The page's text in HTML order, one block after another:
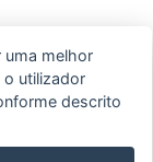
uma melhor
o utilizador
descrito